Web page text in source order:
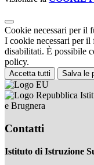
Cookie necessari per il
I cookie necessari per il
disabilitati. È possibile
policy.
Accetta tutti Salva le
e Brugnera
Contatti
Istituto di Istruzione